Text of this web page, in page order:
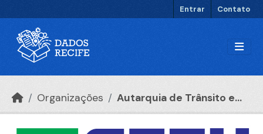
Entrar Contato
Organizações Autarquia de Trânsito e...